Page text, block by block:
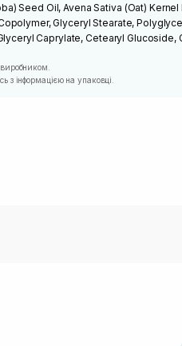
Seed Oil, Avena Sativa (Oat) Kernel
Glyceryl Stearate,
Caprylate, Cetearyl Glucoside,
з інформацією на упаковці.